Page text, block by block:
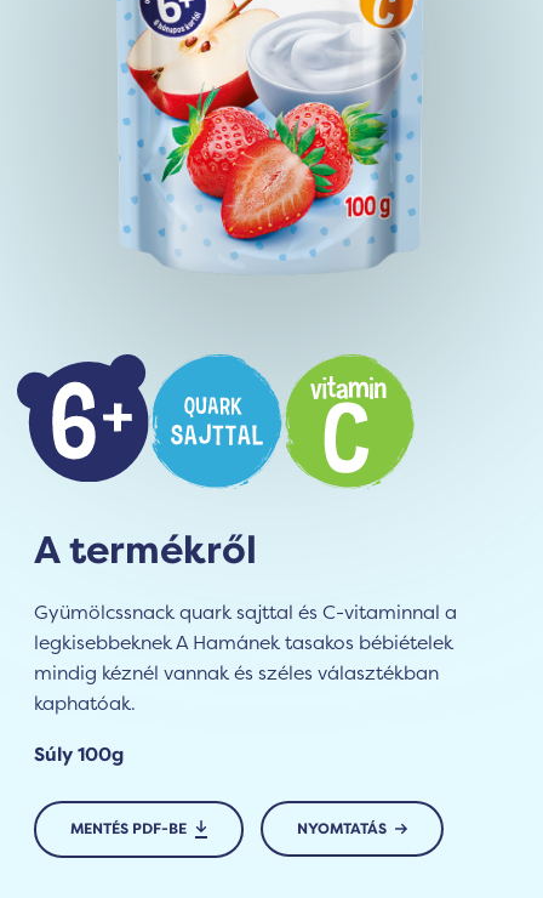
A termékről
Gyümölcssnack quark sajttal és C-vitaminnal a
legkisebbeknek A Hamánek tasakos bébiételek
mindig kéznél vannak és széles választékban
kaphatóak.
Súly 100g
MENTÉS PDF-BE NYOMTATÁS